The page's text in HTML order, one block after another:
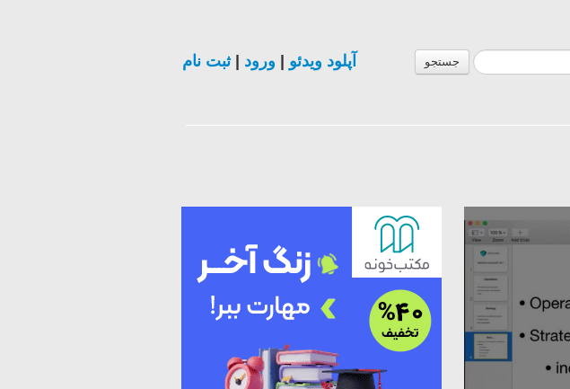
جستجو آپلود ویدئو ورود |ثبت نام